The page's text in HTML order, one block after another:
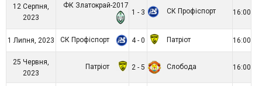
12 Серпня,
2023
ФК Златокрай-2017
1 - 3
СК Профіспорт 16:00
1 Липня, 2023 СК Профіспорт 4 - 0 Патріот 16:00
25 Червня,
2023
Патріот 2 - 5 Слобода 16:00